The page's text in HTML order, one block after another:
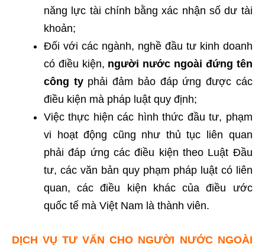
năng lực tài chính bằng xác nhận số dư tài
khoản;
Đối với các ngành, nghề đầu tư kinh doanh
có điều kiện, người nước ngoài đứng tên
công typhải đảm bảo đáp ứng được các
điều kiện mà pháp luật quy định;
Việc thực hiện các hình thức đầu tư, phạm
vi hoạt động cũng như thủ tục liên quan
phải đáp ứng các điều kiện theo Luật Đầu
tư, các văn bản quy phạm pháp luật có liên
quan, các điều kiện khác của điều ước
quốc tế mà Việt Nam là thành viên.
DỊCH VỤ TƯ VẤN CHO NGƯỜI NƯỚC NGOÀI